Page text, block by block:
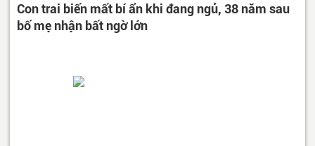
Con trai biến mất bí ẩn khi đang ngủ, 38 năm sau
bố mẹ nhận bất ngờ lớn